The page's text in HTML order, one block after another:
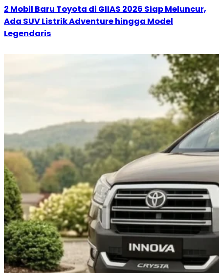
2 Mobil Baru Toyota di GIIAS 2026 Siap Meluncur,
Ada SUV Listrik Adventure hingga Model
Legendaris